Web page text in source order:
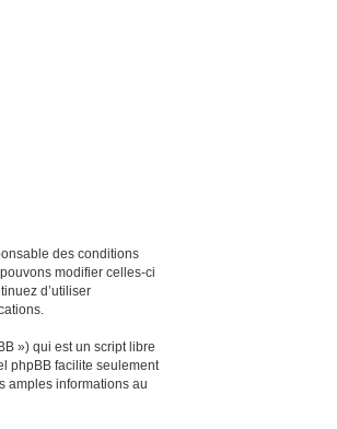
des conditions
modifier celles-ci
d’utiliser
») qui est un script libre
phpBB facilite seulement
amples informations au